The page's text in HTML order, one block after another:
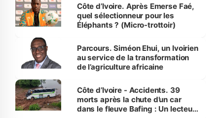
Côte d’Ivoire. Après Emerse Faé,
quel sélectionneur pour les
Éléphants ? (Micro-trottoir)
Parcours. Siméon Ehui, un Ivoirien
au service de la transformation
de l’agriculture africaine
Côte d’Ivoire - Accidents. 39
morts après la chute d’un car
dans le fleuve Bafing : Un lecteur